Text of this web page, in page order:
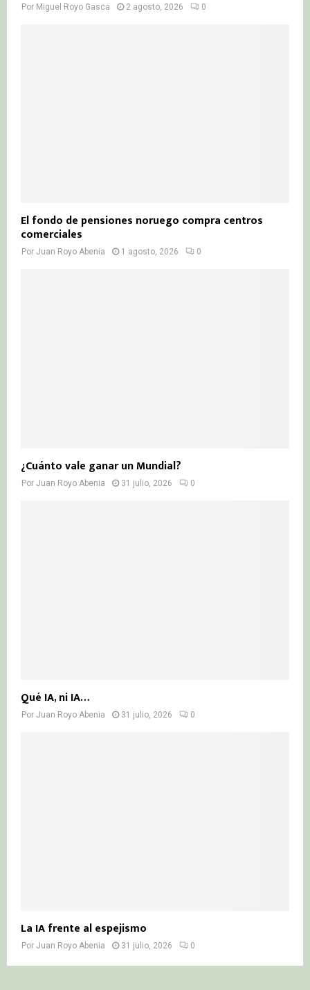
Por Miguel Royo Gasca 2 agosto, 2026 0
El fondo de pensiones noruego compra centros
comerciales
Por Juan Royo Abenia 1 agosto, 2026 0
¿Cuánto vale ganar un Mundial?
Por Juan Royo Abenia 31 julio, 2026 0
Qué IA, ni IA…
Por Juan Royo Abenia 31 julio, 2026 0
La IA frente al espejismo
Por Juan Royo Abenia 31 julio, 2026 0